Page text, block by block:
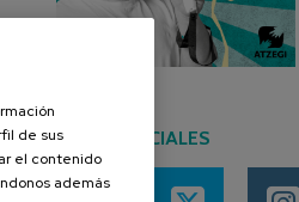
REDES SOCIALES
de sus
el contenido
además